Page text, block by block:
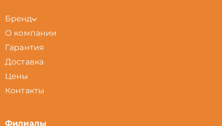
Бренд
О компании
Гарантия
Доставка
Цены
Контакты
Филиалы